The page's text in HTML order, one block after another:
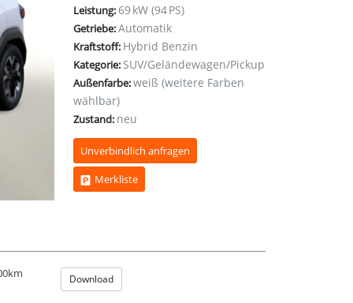
Leistung:69 kW (94 PS)
Getriebe:Automatik
Kraftstoff: Hybrid Benzin
Kategorie: SUV/Geländewagen/Pickup
Außenfarbe:weiß (weitere Farben
wählbar)
Zustand: neu
Unverbindlich anfragen
Merkliste
Download